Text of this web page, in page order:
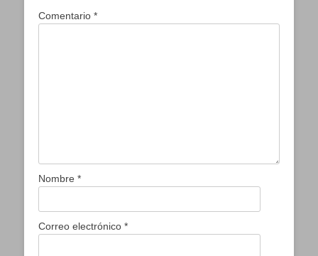
Comentario *
Nombre *
Correo electrónico *